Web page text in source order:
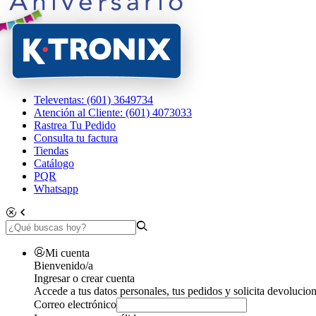
Televentas: (601) 3649734
Atención al Cliente: (601) 4073033
Rastrea Tu Pedido
Consulta tu factura
Tiendas
Catálogo
PQR
Whatsapp
Mi cuenta
Bienvenido/a
Ingresar o crear cuenta
Accede a tus datos personales, tus pedidos y solicita
Correo electrónico